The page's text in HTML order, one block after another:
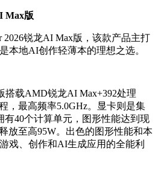
Max版
锐龙AI Max版，该款产品主打
本地AI创作轻薄本的理想之选。
搭载AMD锐龙AI Max+392处理
，最高频率5.0GHz。显卡则是集
有40个计算单元，图形性能达到现
放至高95W。出色的图形性能和本
戏、创作和AI生成应用的全能利